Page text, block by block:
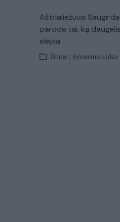
Aštrialiežuvis
parodė tai, ką
slepia
Žinios Gyvenimo būdas